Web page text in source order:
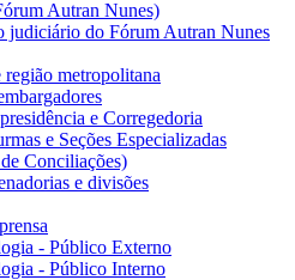
Autran Nunes)
judiciário do Fórum Autran Nunes
metropolitana
e Corregedoria
e Seções Especializadas
Conciliações)
e divisões
- Público Externo
- Público Interno